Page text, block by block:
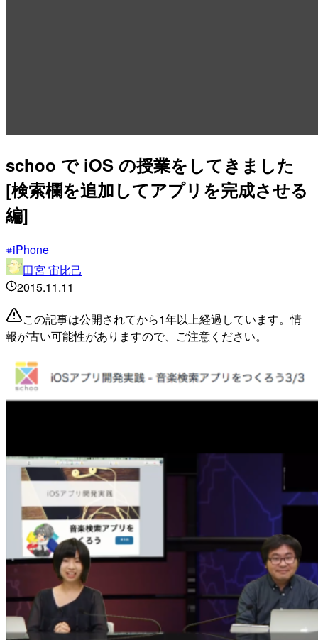
schoo で iOS の授業をしてきました
[検索欄を追加してアプリを完成させる
編]
iPhone
田宮 宙比己
2015.11.11
この記事は公開されてから1年以上経過しています。情
報が古い可能性がありますので、ご注意ください。